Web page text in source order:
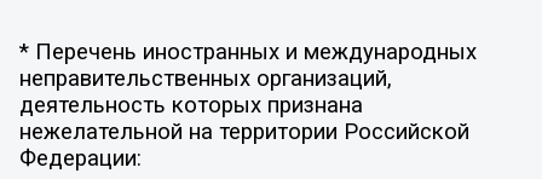
* Перечень иностранных и международных
неправительственных организаций,
деятельность которых признана
нежелательной на территории Российской
Федерации: